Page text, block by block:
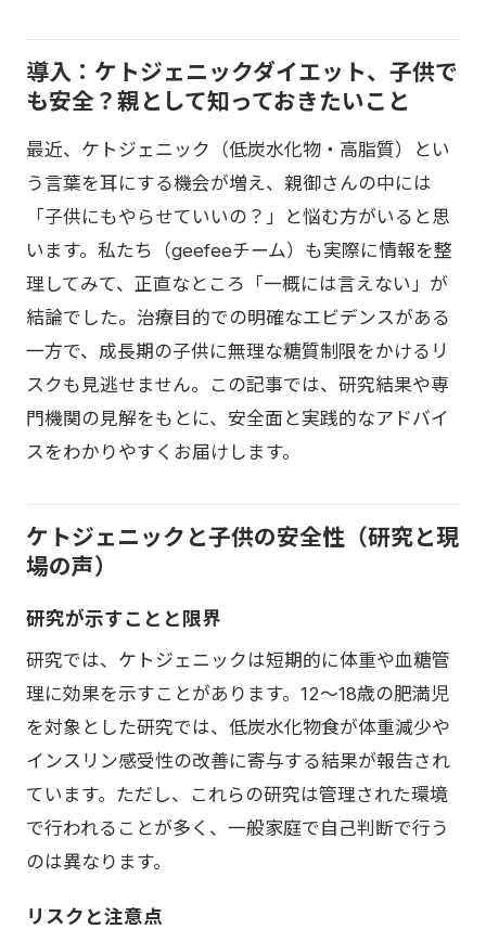
導入：ケトジェニックダイエット、子供で
も安全？親として知っておきたいこと
最近、ケトジェニック（低炭水化物・高脂質）とい
う言葉を耳にする機会が増え、親御さんの中には
「子供にもやらせていいの？」と悩む方がいると思
います。私たち（geefeeチーム）も実際に情報を整
理してみて、正直なところ「一概には言えない」が
結論でした。治療目的での明確なエビデンスがある
一方で、成長期の子供に無理な糖質制限をかけるリ
スクも見逃せません。この記事では、研究結果や専
門機関の見解をもとに、安全面と実践的なアドバイ
スをわかりやすくお届けします。
ケトジェニックと子供の安全性（研究と現
場の声）
研究が示すことと限界
研究では、ケトジェニックは短期的に体重や血糖管
理に効果を示すことがあります。12〜18歳の肥満児
を対象とした研究では、低炭水化物食が体重減少や
インスリン感受性の改善に寄与する結果が報告され
ています。ただし、これらの研究は管理された環境
で行われることが多く、一般家庭で自己判断で行う
のは異なります。
リスクと注意点